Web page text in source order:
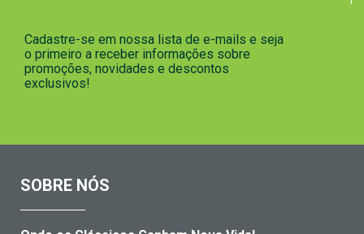
Cadastre-se em nossa lista de e-mails e seja
o primeiro a receber informações sobre
promoções, novidades e descontos
exclusivos!
SOBRE NÓS